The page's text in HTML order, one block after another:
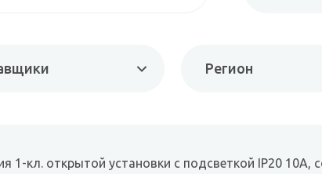
Регион
1-кл. открытой установки с подсветкой IP20 10А,